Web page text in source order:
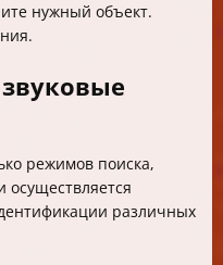
нужный объект.
режимов поиска,
различных